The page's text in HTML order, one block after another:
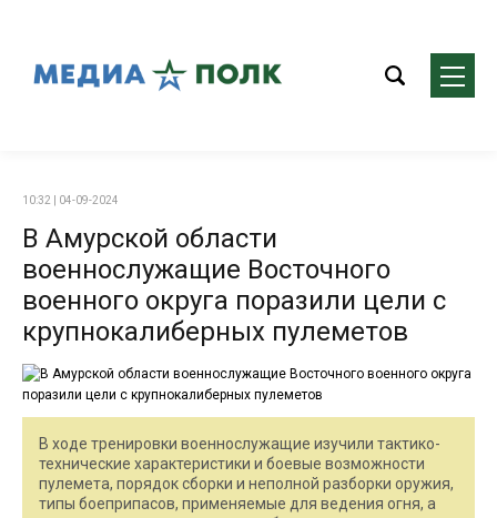
10:32 | 04-09-2024
В Амурской области
военнослужащие Восточного
военного округа поразили цели с
крупнокалиберных пулеметов
В ходе тренировки военнослужащие изучили тактико-
технические характеристики и боевые возможности
пулемета, порядок сборки и неполной разборки оружия,
типы боеприпасов, применяемые для ведения огня, а